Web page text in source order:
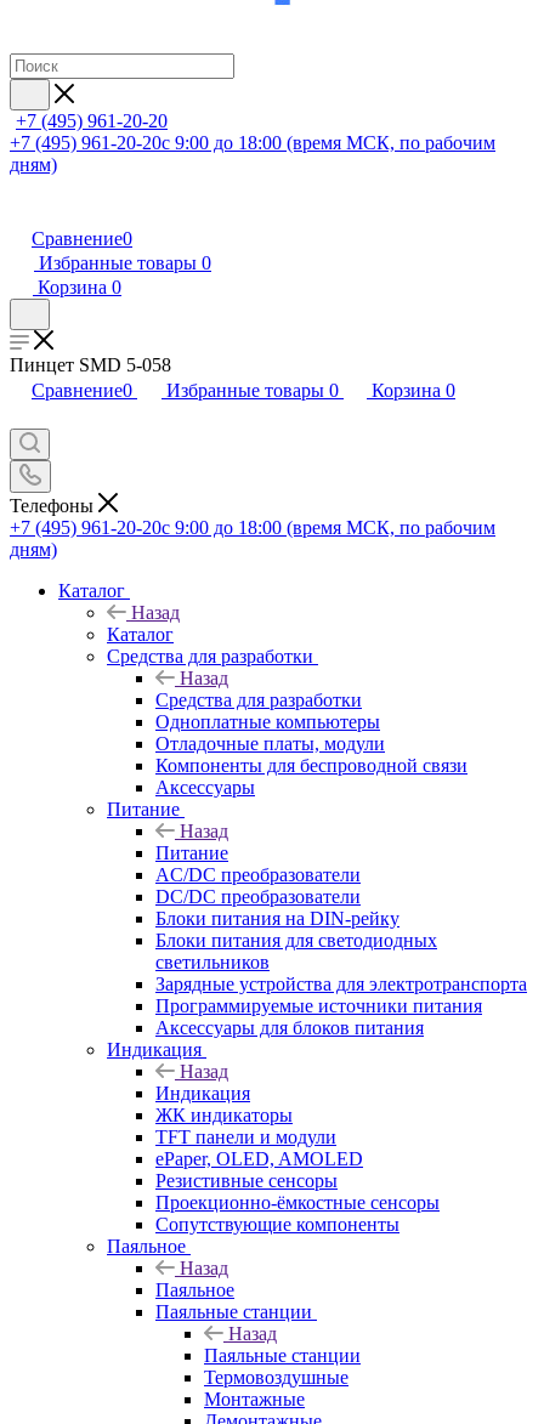
+7 (495) 961-20-20
+7 (495) 961-20-20с 9:00 до 18:00 (время МСК, по рабочим
дням)
Сравнение0
Избранные товары 0
Корзина 0
Пинцет SMD 5-058
Сравнение0 Избранные товары 0 Корзина 0
Телефоны
+7 (495) 961-20-20с 9:00 до 18:00 (время МСК, по рабочим
дням)
Каталог
Назад
Каталог
Средства для разработки
Назад
Средства для разработки
Одноплатные компьютеры
Отладочные платы, модули
Компоненты для беспроводной связи
Аксессуары
Питание
Назад
Питание
AC/DC преобразователи
DC/DC преобразователи
Блоки питания на DIN-рейку
Блоки питания для светодиодных
светильников
Зарядные устройства для электротранспорта
Программируемые источники питания
Аксессуары для блоков питания
Индикация
Назад
Индикация
ЖК индикаторы
TFT панели и модули
ePaper, OLED, AMOLED
Резистивные сенсоры
Проекционно-ёмкостные сенсоры
Сопутствующие компоненты
Паяльное
Назад
Паяльное
Паяльные станции
Назад
Паяльные станции
Термовоздушные
Монтажные